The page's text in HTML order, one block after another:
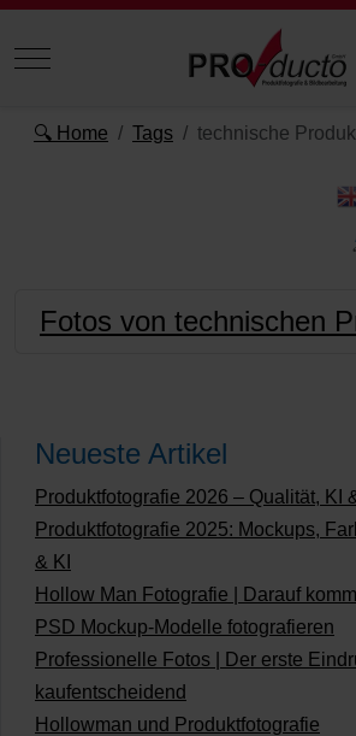
Mobile Menu Toggle
🔍 Home Tags technische
Fotos von technischen
Neueste Artikel
Produktfotografie 2026 – Qualität, KI
Produktfotografie 2025: Mockups,
& KI
Hollow Man Fotografie | Darauf
PSD Mockup-Modelle fotografieren
Professionelle Fotos | Der erste
kaufentscheidend
Hollowman und Produktfotografie